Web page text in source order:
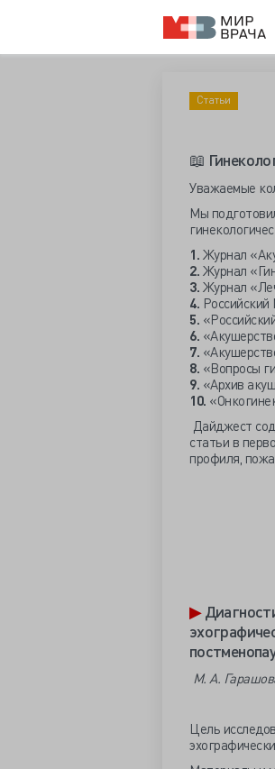
Статьи
📖
Уважаемые
Мы
1. Журнал
2. Журнал
3. Журнал
4.
5.
6.
7.
8. «Вопросы
9. «Архив
10.
Дайджест
статьи в
профиля,
▶
М. А.
Цель